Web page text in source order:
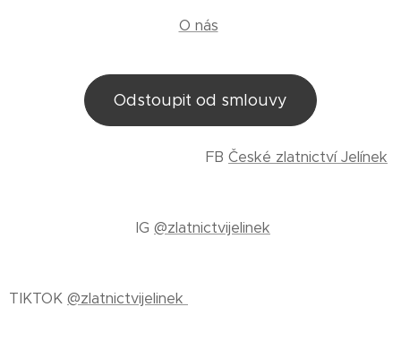
O nás
Odstoupit od smlouvy
FB České zlatnictví Jelínek
IG @zlatnictvijelinek
TIKTOK @zlatnictvijelinek